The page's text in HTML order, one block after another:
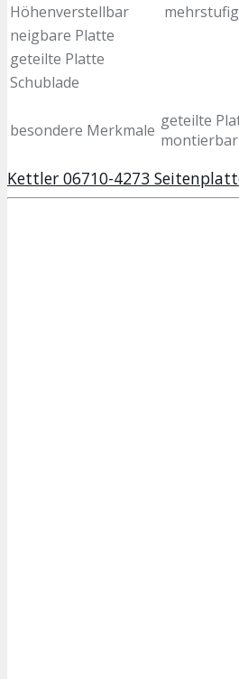
Höhenverstellbar
mehrstufig
neigbare Platte
geteilte Platte
Schublade
besondere Merkmale geteilte
montierbar
Kettler 06710-4273